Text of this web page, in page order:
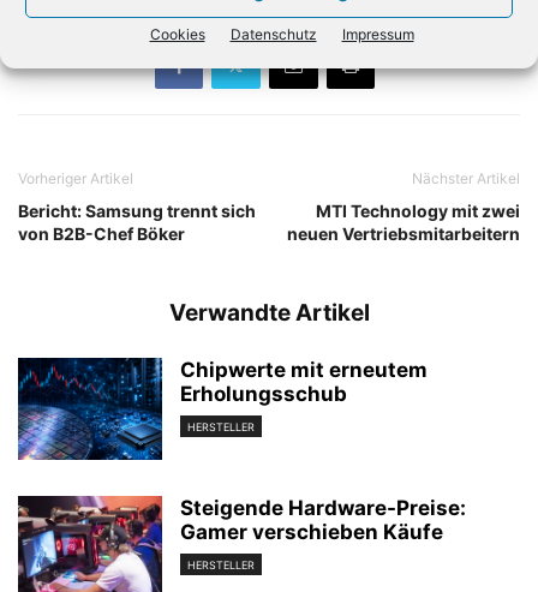
Cookies Datenschutz Impressum
Vorheriger Artikel
Bericht: Samsung trennt sich
von B2B-Chef Böker
Nächster Artikel
MTI Technology mit zwei
neuen Vertriebsmitarbeitern
Verwandte Artikel
Chipwerte mit erneutem
Erholungsschub
HERSTELLER
Steigende Hardware-Preise:
Gamer verschieben Käufe
HERSTELLER